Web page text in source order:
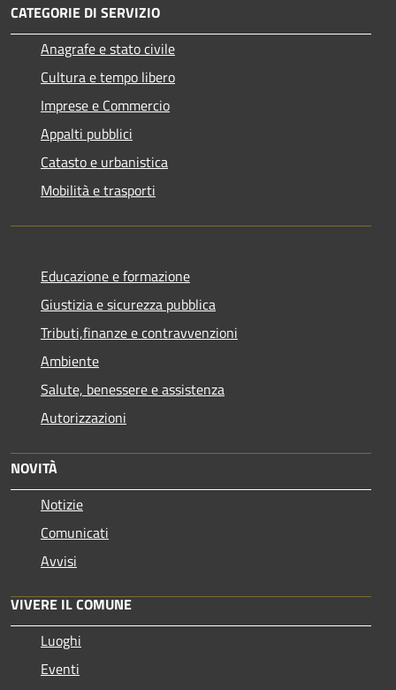
CATEGORIE DI SERVIZIO
Anagrafe e stato civile
Cultura e tempo libero
Imprese e Commercio
Appalti pubblici
Catasto e urbanistica
Mobilità e trasporti
Educazione e formazione
Giustizia e sicurezza pubblica
Tributi,finanze e contravvenzioni
Ambiente
Salute, benessere e assistenza
Autorizzazioni
NOVITÀ
Notizie
Comunicati
Avvisi
VIVERE IL COMUNE
Luoghi
Eventi